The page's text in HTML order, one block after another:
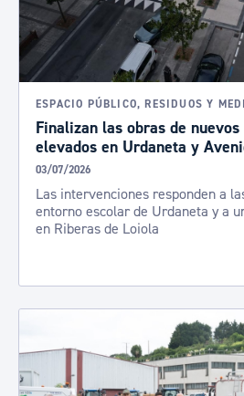
ESPACIO PÚBLICO, RESIDUOS Y
Finalizan las obras de
elevados en Urdaneta y
03/07/2026
Las intervenciones responden a
entorno escolar de Urdaneta y a
en Riberas de Loiola